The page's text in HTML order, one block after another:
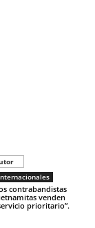
contrabandistas
venden
prioritario”.